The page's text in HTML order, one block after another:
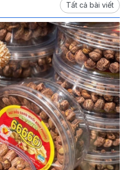
Tất cả bài viết